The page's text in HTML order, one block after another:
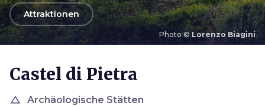
Photo © Lorenzo Biagini
arrow_backAttraktionen
Castel di Pietra
change_history Archäologische Stätten